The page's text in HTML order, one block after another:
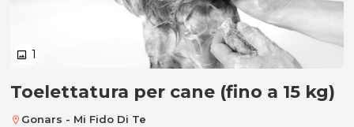
image 1
Toelettatura per cane (fino a 15
Toelettatura per cane (fino a 15 kg)
location_on Gonars - Mi Fido Di Te